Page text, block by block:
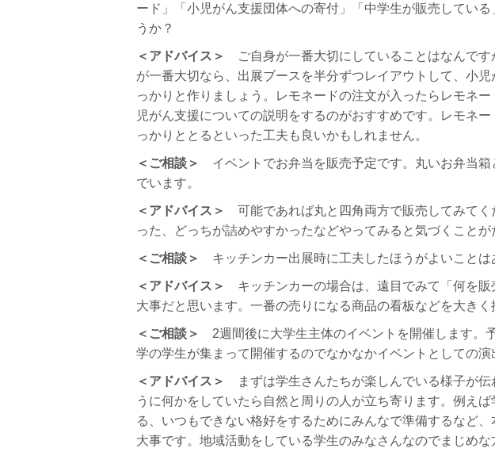
ード」「小児がん支援団体への寄付」「中学生が販売してい
うか？
＜アドバイス＞
ご自身が一番大切にしていることはなんです
が一番大切なら、出展ブースを半分ずつレイアウトして、小
っかりと作りましょう。レモネードの注文が入ったらレモネ
児がん支援についての説明をするのがおすすめです。レモネ
っかりととるといった工夫も良いかもしれません。
＜ご相談＞
イベントでお弁当を販売予定です。丸いお弁当
でいます。
＜アドバイス＞ 可能であれば丸と四角両方で販売してみて
った、どっちが詰めやすかったなどやってみると気づくことが
＜ご相談＞ キッチンカー出展時に工夫したほうがよいことは
＜アドバイス＞
キッチンカーの場合は、遠目でみて「何を
大事だと思います。一番の売りになる商品の看板などを大きく
＜ご相談＞
2週間後に大学生主体のイベントを開催します。
学の学生が集まって開催するのでなかなかイベントとしての演
＜アドバイス＞
まずは学生さんたちが楽しんでいる様子が
うに何かをしていたら自然と周りの人が立ち寄ります。例え
る、いつもできない格好をするためにみんなで準備するなど
大事です。地域活動をしている学生のみなさんなのでまじめ